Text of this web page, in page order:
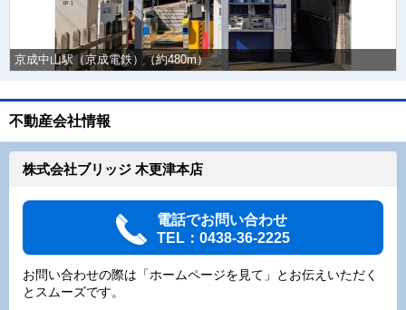
京成中山駅（京成電鉄）（約480m）
不動産会社情報
株式会社ブリッジ 木更津本店
電話でお問い合わせ
TEL：0438-36-2225
お問い合わせの際は「ホームページを見て」とお伝えいただく
とスムーズです。